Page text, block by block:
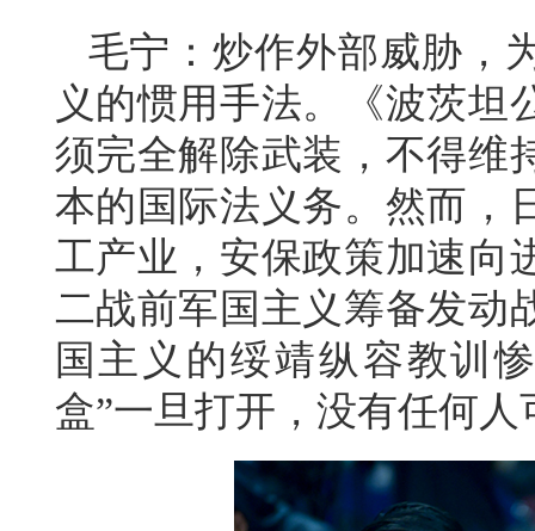
毛宁：炒作外部威胁，
义的惯用手法。《波茨坦
须完全解除武装，不得维
本的国际法义务。然而，
工产业，安保政策加速向
二战前军国主义筹备发动
国主义的绥靖纵容教训
盒”一旦打开，没有任何